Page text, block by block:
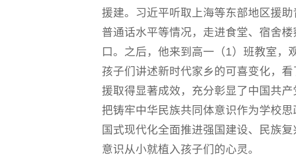
援建。习近平听取上海等东部地区援
普通话水平等情况，走进食堂、宿舍
口。之后，他来到高一（1）班教室，
孩子们讲述新时代家乡的可喜变化，
援取得显著成效，充分彰显了中国共
把铸牢中华民族共同体意识作为学校
国式现代化全面推进强国建设、民族
意识从小就植入孩子们的心灵。